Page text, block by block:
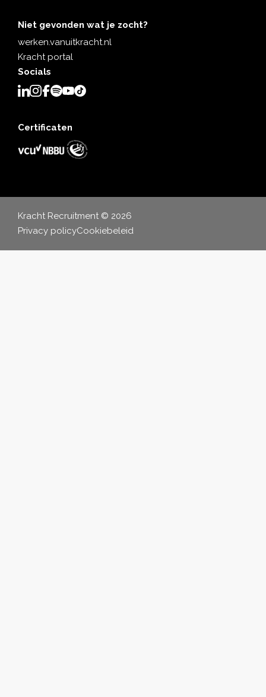
Niet gevonden wat je zocht?
werken.vanuitkracht.nl
Kracht portal
Socials
Certificaten
Kracht Recruitment © 2026
Privacy policyCookiebeleid